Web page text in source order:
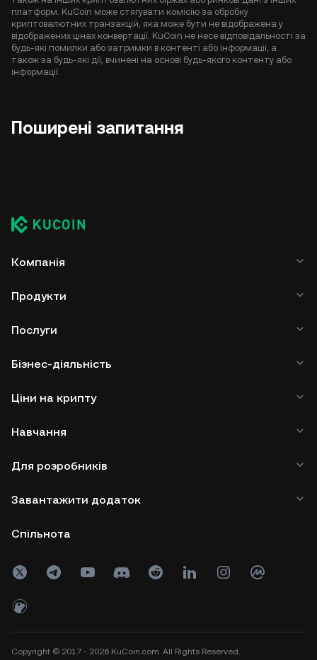
платформ. KuCoin може стягувати комісію за обробку
криптовалютних транзакцій, яка може бути не відображена у
відображених цінах конвертації. KuCoin не несе відповідальності за
будь-які помилки або затримки в контенті або інформації, а
також за будь-які дії, вчинені на основі будь-якого контенту або
інформації.
Поширені запитання
Компанія
Продукти
Послуги
Бізнес-діяльність
Ціни на крипту
Навчання
Для розробників
Завантажити додаток
Спільнота
Copyright © 2017 - 2026 KuCoin.com. All Rights Reserved.